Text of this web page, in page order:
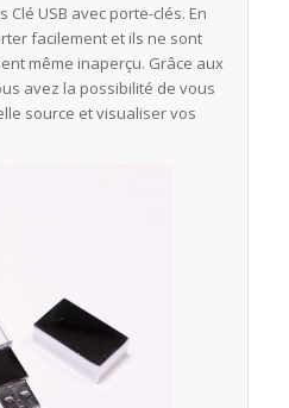
USB avec porte-clés. En
facilement et ils ne sont
même inaperçu. Grâce aux
avez la possibilité de vous
source et visualiser vos